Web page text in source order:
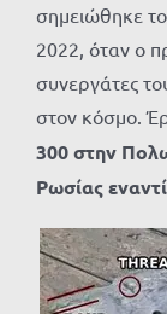
σημειώθηκε
2022, όταν ο
συνεργάτες
στον κόσμο.
300 στην
Ρωσίας